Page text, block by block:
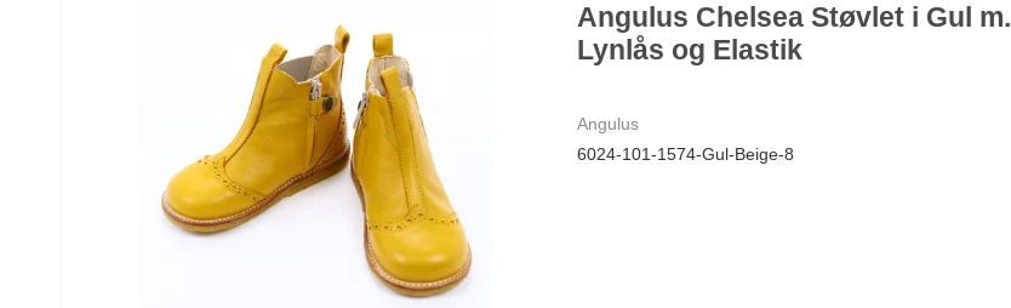
Angulus Chelsea Støvlet i Gul m.
Lynlås og Elastik
Angulus
6024-101-1574-Gul-Beige-8